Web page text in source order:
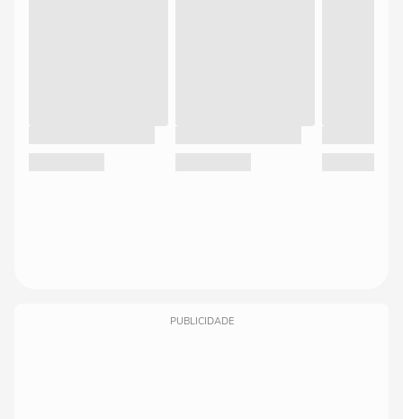
PUBLICIDADE